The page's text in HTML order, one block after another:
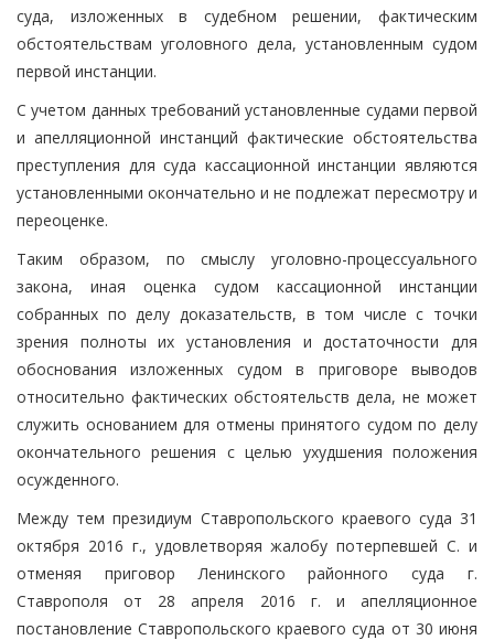
суда, изложенных в судебном решении, фактическим
обстоятельствам уголовного дела, установленным судом
первой инстанции.
С учетом данных требований установленные судами первой
и апелляционной инстанций фактические обстоятельства
преступления для суда кассационной инстанции являются
установленными окончательно и не подлежат пересмотру и
переоценке.
Таким образом, по смыслу уголовно-процессуального
закона, иная оценка судом кассационной инстанции
собранных по делу доказательств, в том числе с точки
зрения полноты их установления и достаточности для
обоснования изложенных судом в приговоре выводов
относительно фактических обстоятельств дела, не может
служить основанием для отмены принятого судом по делу
окончательного решения с целью ухудшения положения
осужденного.
Между тем президиум Ставропольского краевого суда 31
октября 2016 г., удовлетворяя жалобу потерпевшей С. и
отменяя приговор Ленинского районного суда г.
Ставрополя от 28 апреля 2016 г. и апелляционное
постановление Ставропольского краевого суда от 30 июня